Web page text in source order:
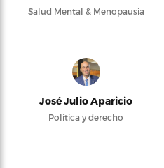
Salud Mental & Menopausia
José Julio Aparicio
Política y derecho